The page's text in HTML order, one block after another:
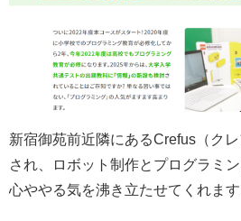
新宿御苑前近隣にあるCrefus（ク
され、ロボット制作とプログラミ
心ややる気を沸き立たせてくれます